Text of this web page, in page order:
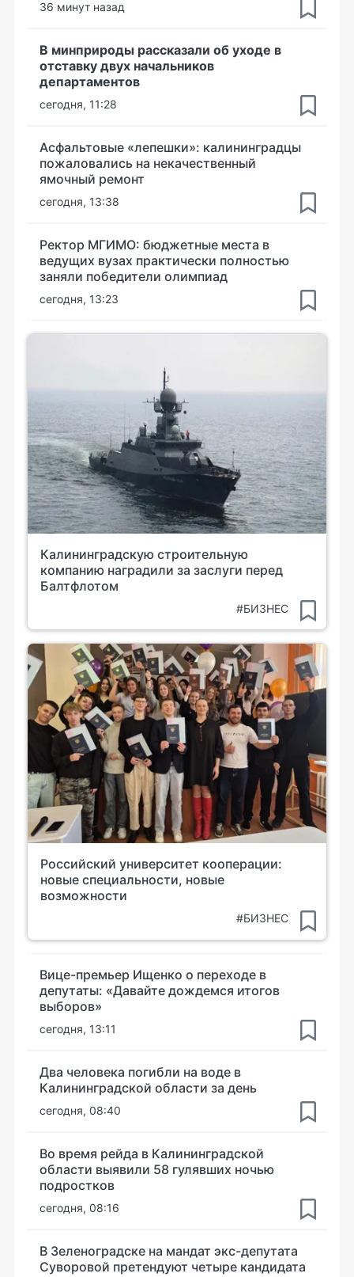
36 минут назад
В минприроды рассказали об уходе в
отставку двух начальников
департаментов
сегодня, 11:28
Асфальтовые «лепешки»: калининградцы
пожаловались на некачественный
ямочный ремонт
сегодня, 13:38
Ректор МГИМО: бюджетные места в
ведущих вузах практически полностью
заняли победители олимпиад
сегодня, 13:23
Калининградскую строительную
компанию наградили за заслуги перед
Балтфлотом
#БИЗНЕС
Российский университет кооперации:
новые специальности, новые
возможности
#БИЗНЕС
Вице-премьер Ищенко о переходе в
депутаты: «Давайте дождемся итогов
выборов»
сегодня, 13:11
Два человека погибли на воде в
Калининградской области за день
сегодня, 08:40
Во время рейда в Калининградской
области выявили 58 гулявших ночью
подростков
сегодня, 08:16
В Зеленоградске на мандат экс-депутата
Суворовой претендуют четыре кандидата